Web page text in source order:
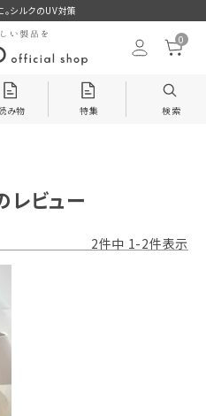
シルクのUV対策
0
み物 特集 検索
レビュー
2件中 1-2件表示